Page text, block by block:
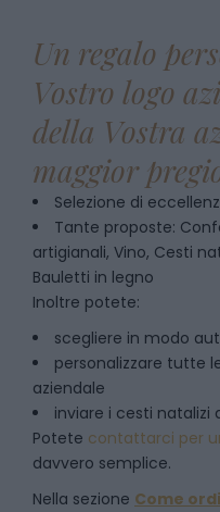
Un regalo
Vostro logo
della Vostra
maggior
Selezione di
Tante proposte:
artigianali, Vino, Cesti
Bauletti in legno
Inoltre potete:
scegliere in modo
personalizzare tutte
aziendale
inviare i cesti
Potete contattarci per
davvero semplice.
Nella sezione Come